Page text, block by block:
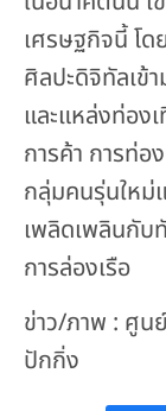
เศรษฐกิจนี้ โ
ศิลปะดิจิทัลเข้
และแหล่งท่อ
การค้า การท่อ
กลุ่มคนรุ่นใหม่
เพลิดเพลินกั
การล่องเรือ
ข่าว/ภาพ : ศูน
ปักกิ่ง